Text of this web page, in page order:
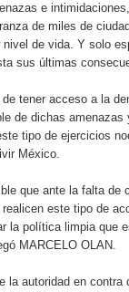
e
de miles de
de vida. Y solo
sus últimas
tener acceso a la
de dichas amenazas
tipo de ejercicios
México.
que ante la falta de
este tipo de
la política limpia que
MARCELO OLAN.
la autoridad en contra